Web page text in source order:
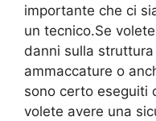
importante che ci
un tecnico.Se
danni sulla
ammaccature o
sono certo eseguiti
volete avere una